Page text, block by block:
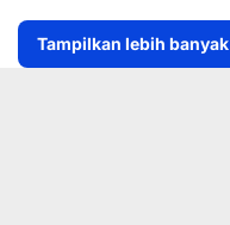
Tampilkan lebih banyak